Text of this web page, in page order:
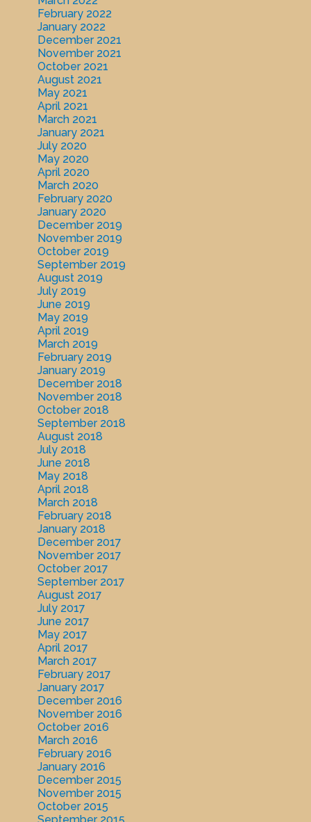
February 2022
January 2022
December 2021
November 2021
October 2021
August 2021
May 2021
April 2021
March 2021
January 2021
July 2020
May 2020
April 2020
March 2020
February 2020
January 2020
December 2019
November 2019
October 2019
September 2019
August 2019
July 2019
June 2019
May 2019
April 2019
March 2019
February 2019
January 2019
December 2018
November 2018
October 2018
September 2018
August 2018
July 2018
June 2018
May 2018
April 2018
March 2018
February 2018
January 2018
December 2017
November 2017
October 2017
September 2017
August 2017
July 2017
June 2017
May 2017
April 2017
March 2017
February 2017
January 2017
December 2016
November 2016
October 2016
March 2016
February 2016
January 2016
December 2015
November 2015
October 2015